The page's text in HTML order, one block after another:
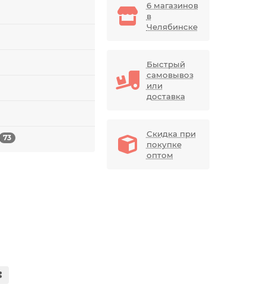
73
6 магазинов
в
Челябинске
Быстрый
самовывоз
или
доставка
Скидка при
покупке
оптом